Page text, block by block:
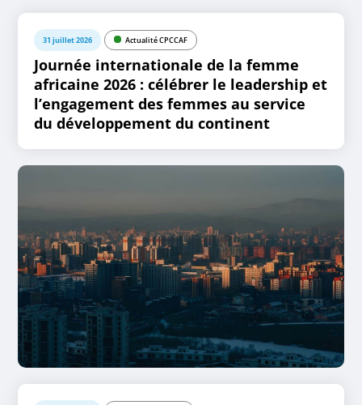
31 juillet 2026 Actualité CPCCAF
Journée internationale de la femme
africaine 2026 : célébrer le leadership et
l’engagement des femmes au service
du développement du continent